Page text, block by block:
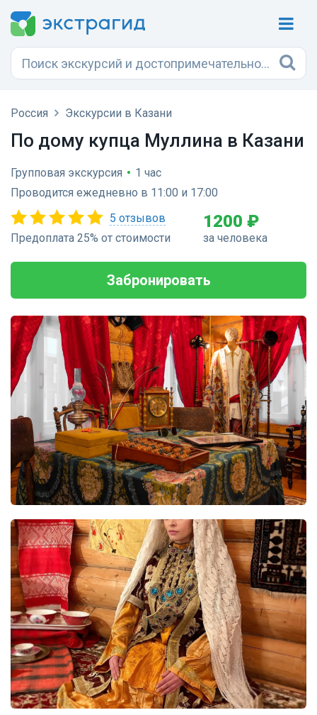
Россия Экскурсии в Казани
По дому купца Муллина в Казани
Групповая экскурсия • 1 час
Проводится ежедневно в 11:00 и 17:00
5 отзывов
Предоплата 25% от стоимости
1200 ₽
за человека
Забронировать